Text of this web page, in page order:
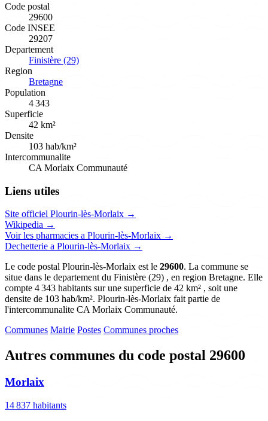
Code postal
29600
Code INSEE
29207
Departement
Finistère (29)
Region
Bretagne
Population
4 343
Superficie
42 km²
Densite
103 hab/km²
Intercommunalite
CA Morlaix Communauté
Liens utiles
Site officiel Plourin-lès-Morlaix →
Wikipedia →
Voir les pharmacies a Plourin-lès-Morlaix →
Dechetterie a Plourin-lès-Morlaix →
Le code postal Plourin-lès-Morlaix est le 29600. La commune se
situe dans le departement du Finistère (29) , en region Bretagne. Elle
compte 4 343 habitants sur une superficie de 42 km² , soit une
densite de 103 hab/km². Plourin-lès-Morlaix fait partie de
l'intercommunalite CA Morlaix Communauté.
Communes Mairie Postes Communes proches
Autres communes du code postal 29600
Morlaix
14 837 habitants